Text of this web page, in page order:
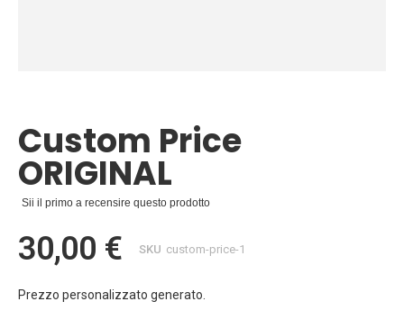
galleria
di
immagini
Custom Price
ORIGINAL
Sii il primo a recensire questo prodotto
30,00 € SKU custom-price-1
Prezzo personalizzato generato.